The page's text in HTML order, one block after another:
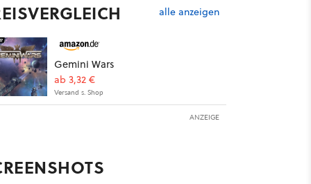
alle anzeigen
Gemini Wars
ab 3,32 €
Versand s. Shop
ANZEIGE